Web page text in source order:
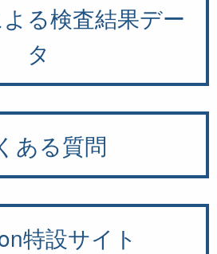
る検査結果デー
タ
ある質問
特設サイト